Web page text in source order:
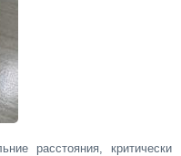
расстояния, критически